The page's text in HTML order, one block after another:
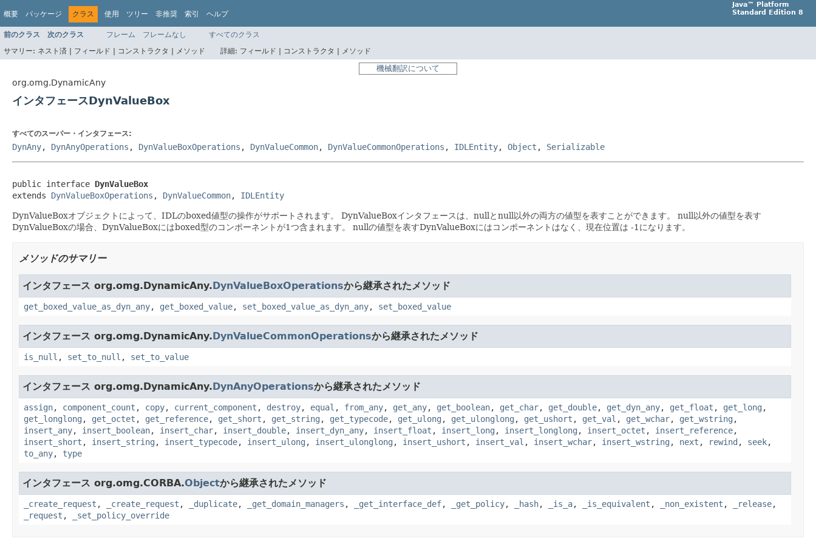
概要 パッケージ クラス 使用 ツリー 非推奨 索引 ヘルプ
Java™ Platform
Standard Edition 8
前のクラス 次のクラス フレーム フレームなし
すべてのクラス
サマリー: ネスト済 | フィールド | コンストラクタ | メソッド 詳細: フィールド | コンストラクタ | メソッド
機械翻訳について
org.omg.DynamicAny
インタフェースDynValueBox
すべてのスーパー・インタフェース:
DynAny, DynAnyOperations , DynValueBoxOperations , DynValueCommon, DynValueCommonOperations , IDLEntity, Object , Serializable
public interface DynValueBox
extends DynValueBoxOperations , DynValueCommon, IDLEntity
DynValueBoxオブジェクトによって、IDLのboxed値型の操作がサポートされます。 DynValueBoxインタフェースは、nullとnull以外の両方の値型を表すことができます。
null以外の値型を表す
DynValueBoxの場合、DynValueBoxにはboxed型のコンポーネントが1つ含まれます。
nullの値型を表すDynValueBoxにはコンポーネントはなく、現在位置は -1になります。
メソッドのサマリー
インタフェース org.omg.DynamicAny.DynValueBoxOperationsから継承されたメソッド
get_boxed_value_as_dyn_any, get_boxed_value, set_boxed_value_as_dyn_any, set_boxed_value
インタフェース org.omg.DynamicAny.DynValueCommonOperationsから継承されたメソッド
is_null , set_to_null , set_to_value
インタフェース org.omg.DynamicAny.DynAnyOperationsから継承されたメソッド
assign, component_count , copy, current_component , destroy, equal , from_any, get_any, get_boolean, get_char, get_double, get_dyn_any, get_float , get_long ,
get_longlong , get_octet , get_reference, get_short , get_string , get_typecode, get_ulong , get_ulonglong , get_ushort , get_val , get_wchar, get_wstring ,
insert_any, insert_boolean, insert_char, insert_double, insert_dyn_any, insert_float , insert_long , insert_longlong , insert_octet , insert_reference,
insert_short , insert_string , insert_typecode, insert_ulong , insert_ulonglong , insert_ushort , insert_val , insert_wchar, insert_wstring , next , rewind , seek,
to_any, type
インタフェース org.omg.CORBA.Objectから継承されたメソッド
_create_request , _create_request , _duplicate, _get_domain_managers , _get_interface_def, _get_policy, _hash, _is_a, _is_equivalent , _non_existent , _release,
_request , _set_policy_override